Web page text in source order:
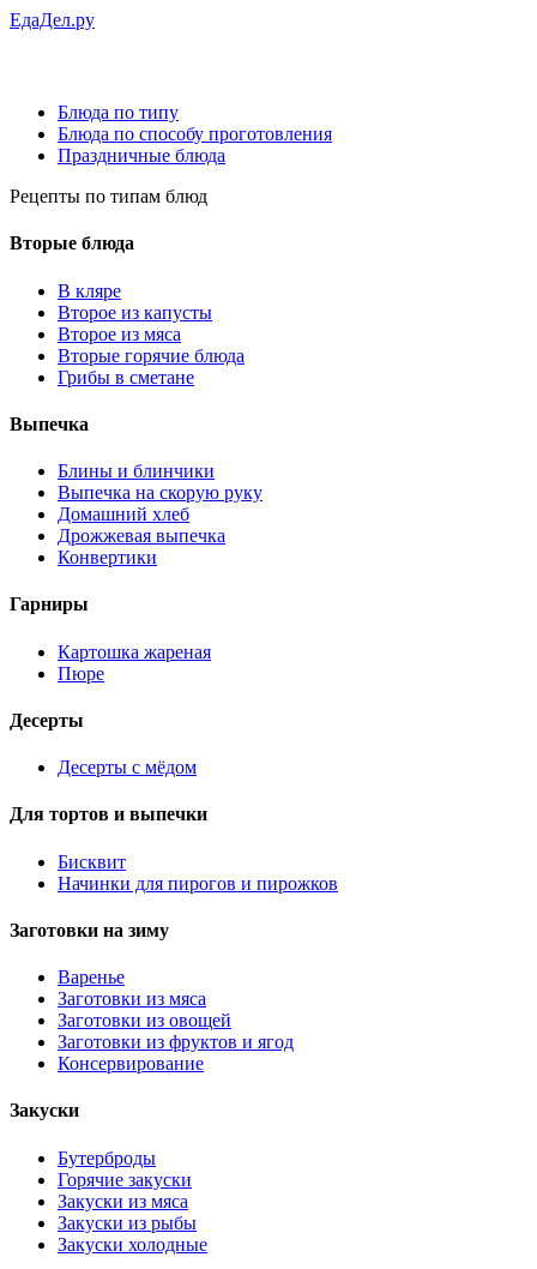
ЕдаДел.ру
Блюда по типу
Блюда по способу проготовления
Праздничные блюда
Рецепты по типам блюд
Вторые блюда
В кляре
Второе из капусты
Второе из мяса
Вторые горячие блюда
Грибы в сметане
Выпечка
Блины и блинчики
Выпечка на скорую руку
Домашний хлеб
Дрожжевая выпечка
Конвертики
Гарниры
Картошка жареная
Пюре
Десерты
Десерты с мёдом
Для тортов и выпечки
Бисквит
Начинки для пирогов и пирожков
Заготовки на зиму
Варенье
Заготовки из мяса
Заготовки из овощей
Заготовки из фруктов и ягод
Консервирование
Закуски
Бутерброды
Горячие закуски
Закуски из мяса
Закуски из рыбы
Закуски холодные